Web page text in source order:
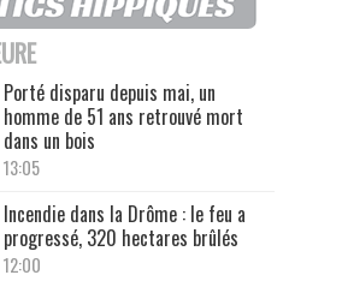
Porté disparu depuis mai, un
homme de 51 ans retrouvé mort
dans un bois
13:05
Incendie dans la Drôme : le feu a
progressé, 320 hectares brûlés
12:00